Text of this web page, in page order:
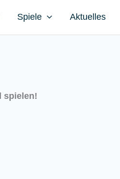
Spiele Aktuelles
spielen!